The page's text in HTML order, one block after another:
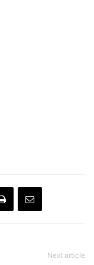
Next article